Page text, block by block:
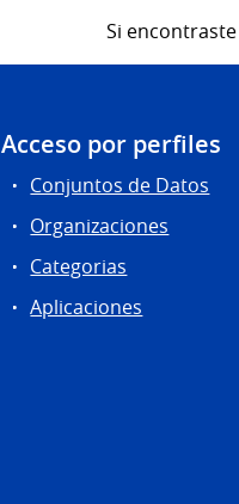
Si
Acceso por perfiles
Conjuntos de Datos
Organizaciones
Categorias
Aplicaciones